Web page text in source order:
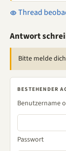
Thread
Antwort
Bitte melde
BESTEHENDER
Benutzername
Passwort